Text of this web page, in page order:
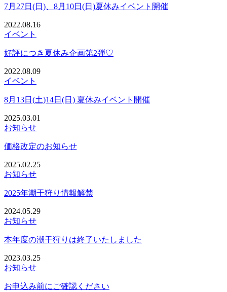
7月27日(日)、8月10日(日)夏休みイベント開催
2022.08.16
イベント
好評につき夏休み企画第2弾♡
2022.08.09
イベント
8月13日(土)14日(日) 夏休みイベント開催
2025.03.01
お知らせ
価格改定のお知らせ
2025.02.25
お知らせ
2025年潮干狩り情報解禁
2024.05.29
お知らせ
本年度の潮干狩りは終了いたしました
2023.03.25
お知らせ
お申込み前にご確認ください